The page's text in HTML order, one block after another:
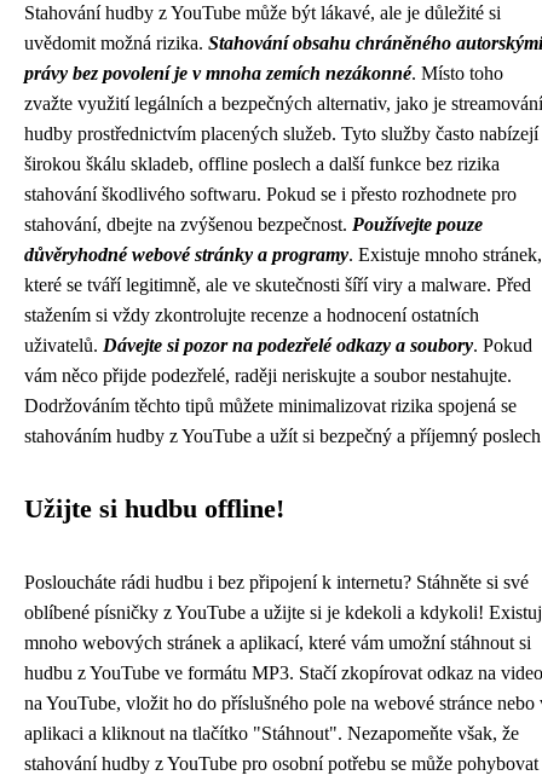
Stahování hudby z YouTube může být lákavé, ale je důležité si
uvědomit možná rizika. Stahování obsahu chráněného autorskými
právy bez povolení je v mnoha zemích nezákonné. Místo toho
zvažte využití legálních a bezpečných alternativ, jako je streamování
hudby prostřednictvím placených služeb. Tyto služby často nabízejí
širokou škálu skladeb, offline poslech a další funkce bez rizika
stahování škodlivého softwaru. Pokud se i přesto rozhodnete pro
stahování, dbejte na zvýšenou bezpečnost. Používejte pouze
důvěryhodné webové stránky a programy. Existuje mnoho stránek,
které se tváří legitimně, ale ve skutečnosti šíří viry a malware. Před
stažením si vždy zkontrolujte recenze a hodnocení ostatních
uživatelů. Dávejte si pozor na podezřelé odkazy a soubory. Pokud
vám něco přijde podezřelé, raději neriskujte a soubor nestahujte.
Dodržováním těchto tipů můžete minimalizovat rizika spojená se
stahováním hudby z YouTube a užít si bezpečný a příjemný
Užijte si hudbu offline!
Posloucháte rádi hudbu i bez připojení k internetu? Stáhněte si své
oblíbené písničky z YouTube a užijte si je kdekoli a kdykoli!
mnoho webových stránek a aplikací, které vám umožní stáhnout si
hudbu z YouTube ve formátu MP3. Stačí zkopírovat odkaz na video
na YouTube, vložit ho do příslušného pole na webové stránce nebo
aplikaci a kliknout na tlačítko "Stáhnout". Nezapomeňte však, že
stahování hudby z YouTube pro osobní potřebu se může